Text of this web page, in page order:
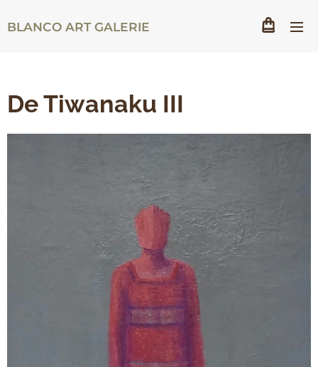
BLANCO ART GALERIE
De Tiwanaku III